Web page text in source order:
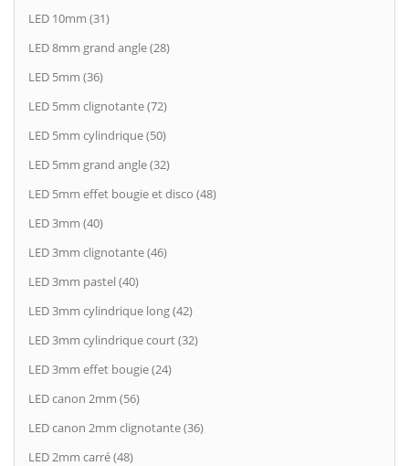
LED 10mm (31)
LED 8mm grand angle (28)
LED 5mm (36)
LED 5mm clignotante (72)
LED 5mm cylindrique (50)
LED 5mm grand angle (32)
LED 5mm effet bougie et disco (48)
LED 3mm (40)
LED 3mm clignotante (46)
LED 3mm pastel (40)
LED 3mm cylindrique long (42)
LED 3mm cylindrique court (32)
LED 3mm effet bougie (24)
LED canon 2mm (56)
LED canon 2mm clignotante (36)
LED 2mm carré (48)